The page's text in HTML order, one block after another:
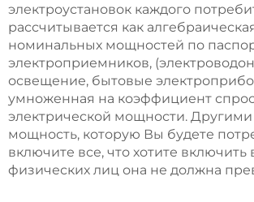
электроустановок каждого
рассчитывается как
номинальных мощностей по
электроприемников,
освещение, бытовые
умноженная на коэффициент
электрической мощности. Другими
мощность, которую Вы будете
включите все, что хотите включить
физических лиц она не должна